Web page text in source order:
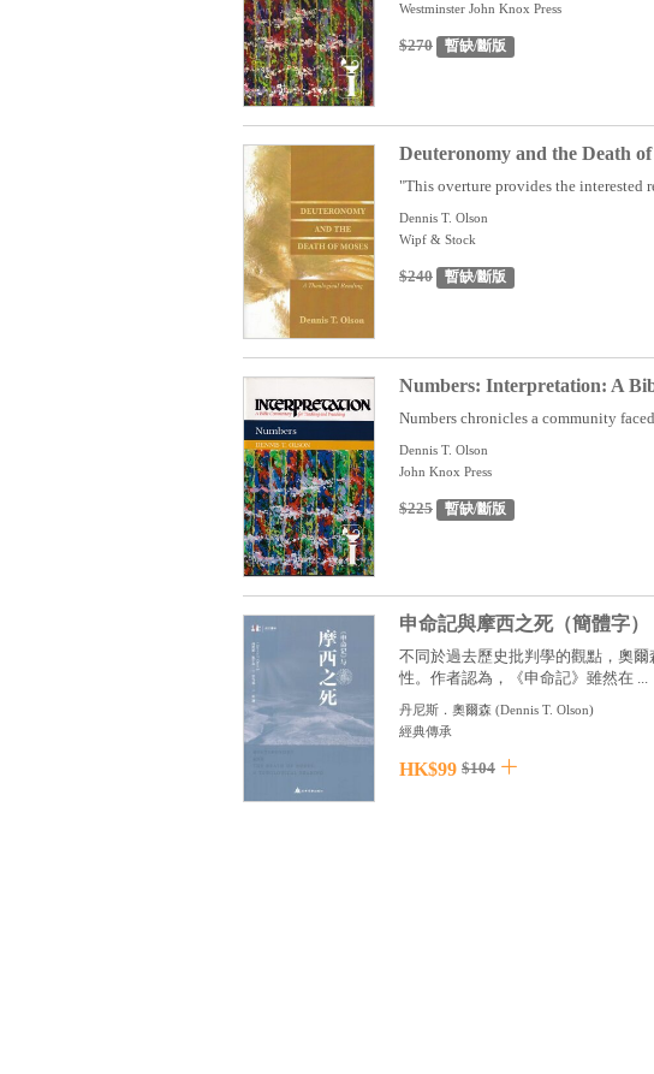
Westminster John Knox Press
$270 暫缺/斷版
Deuteronomy and the Death
"This overture provides the interested
Dennis T. Olson
Wipf & Stock
$240 暫缺/斷版
Numbers: Interpretation: A
Numbers chronicles a community
Dennis T. Olson
John Knox Press
$225 暫缺/斷版
申命記與摩西之死（簡體字）
不同於過去歷史批判學的觀點，奧
性。作者認為，《申命記》雖然在 ...
丹尼斯．奧爾森 (Dennis T. Olson)
經典傳承
HK$99 $104